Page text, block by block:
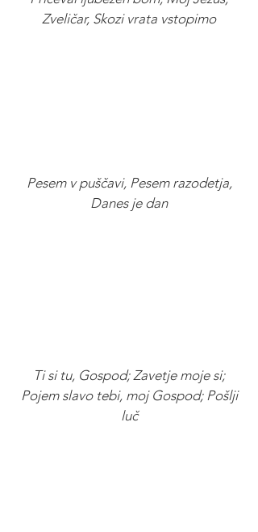
Zveličar, Skozi vrata vstopimo
Pesem v puščavi, Pesem razodetja,
Danes je dan
Ti si tu, Gospod; Zavetje moje si;
Pojem slavo tebi, moj Gospod; Pošlji
luč